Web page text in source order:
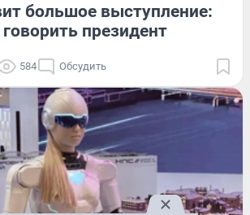
большое выступление:
президент
584 Обсудить